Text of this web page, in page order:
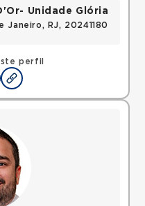
perfil
Unidade Glória
Janeiro, RJ, 20241180